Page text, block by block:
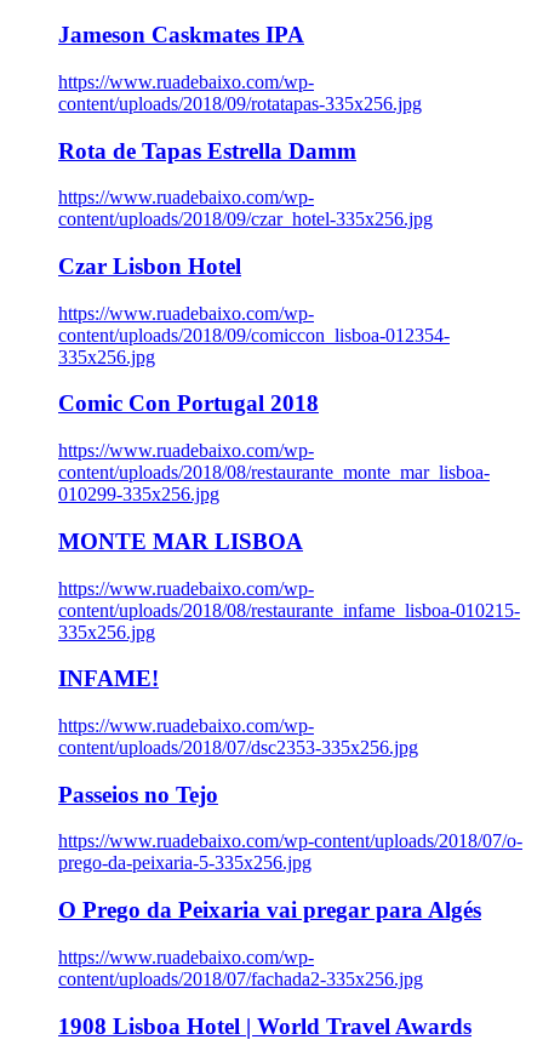
Jameson Caskmates IPA
https://www.ruadebaixo.com/wp-
content/uploads/2018/09/rotatapas-335x256.jpg
Rota de Tapas Estrella Damm
https://www.ruadebaixo.com/wp-
content/uploads/2018/09/czar_hotel-335x256.jpg
Czar Lisbon Hotel
https://www.ruadebaixo.com/wp-
content/uploads/2018/09/comiccon_lisboa-012354-
335x256.jpg
Comic Con Portugal 2018
https://www.ruadebaixo.com/wp-
content/uploads/2018/08/restaurante_monte_mar_lisboa-
010299-335x256.jpg
MONTE MAR LISBOA
https://www.ruadebaixo.com/wp-
content/uploads/2018/08/restaurante_infame_lisboa-010215-
335x256.jpg
INFAME!
https://www.ruadebaixo.com/wp-
content/uploads/2018/07/dsc2353-335x256.jpg
Passeios no Tejo
https://www.ruadebaixo.com/wp-content/uploads/2018/07/o-
prego-da-peixaria-5-335x256.jpg
O Prego da Peixaria vai pregar para Algés
https://www.ruadebaixo.com/wp-
content/uploads/2018/07/fachada2-335x256.jpg
1908 Lisboa Hotel | World Travel Awards